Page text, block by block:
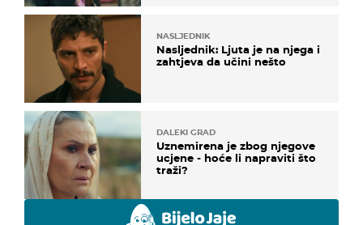
NASLJEDNIK
Nasljednik: Ljuta je na njega i
zahtjeva da učini nešto
DALEKI GRAD
Uznemirena je zbog njegove
ucjene - hoće li napraviti što
traži?